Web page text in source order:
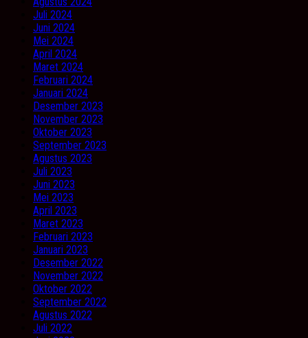
Juli 2024
Juni 2024
Mei 2024
April 2024
Maret 2024
Februari 2024
Januari 2024
Desember 2023
November 2023
Oktober 2023
September 2023
Agustus 2023
Juli 2023
Juni 2023
Mei 2023
April 2023
Maret 2023
Februari 2023
Januari 2023
Desember 2022
November 2022
Oktober 2022
September 2022
Agustus 2022
Juli 2022